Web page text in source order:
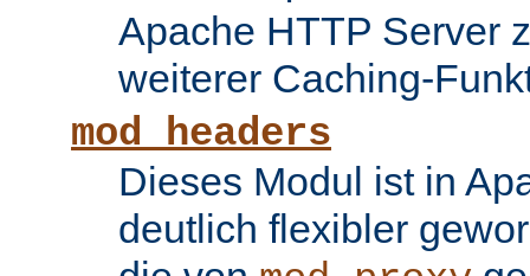
Apache HTTP Server
weiterer Caching-
mod_headers
Dieses Modul ist in
deutlich flexibler